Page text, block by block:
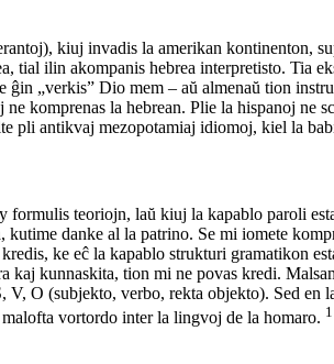
kiuj invadis la amerikan kontinenton,
tial ilin akompanis hebrea interpretisto. Tia
ĝin „verkis” Dio mem – aŭ almenaŭ tion
komprenas la hebrean. Plie la hispanoj ne
pli antikvaj mezopotamiaj idiomoj, kiel la
teoriojn, laŭ kiuj la kapablo paroli
kutime danke al la patrino. Se mi iomete
ke eĉ la kapablo strukturi gramatikon
kaj kunnaskita, tion mi ne povas kredi.
O (subjekto, verbo, rekta objekto). Sed en
malofta vortordo inter la lingvoj de la homaro. 1